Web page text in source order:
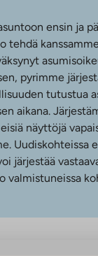
ensin ja
tehdä
pyrimme
tutustua
aikana.
näyttöjä
Uudiskohteissa
järjestää
valmistuneissa